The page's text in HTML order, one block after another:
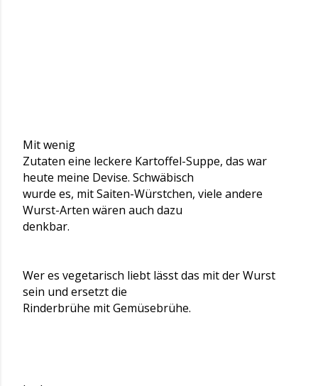
Mit wenig
Zutaten eine leckere Kartoffel-Suppe, das war
heute meine Devise. Schwäbisch
wurde es, mit Saiten-Würstchen, viele andere
Wurst-Arten wären auch dazu
denkbar.
Wer es vegetarisch liebt lässt das mit der Wurst
sein und ersetzt die
Rinderbrühe mit Gemüsebrühe.